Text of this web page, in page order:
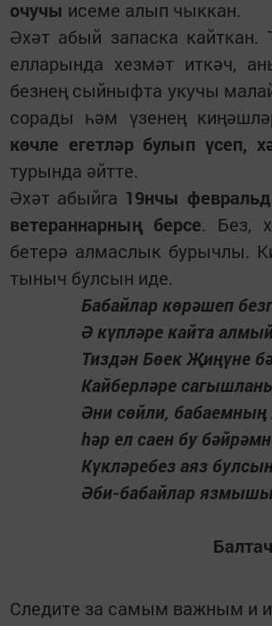
очучы исеме алып чыккан.
Әхәт абый запаска
елларында хезмәт иткәч,
безнең сыйныфта укучы
сорады һәм үзенең
көчле егетләр булып үсеп,
турында әйтте.
Әхәт абыйга 19нчы
ветераннарның берсе. Без,
бетерә алмаслык бурычлы.
тыныч булсын иде.
Бабайлар көрәшеп
Ә күпләре кайта
Тиздән Бөек Җиңүне
Кайберләре
Әни сөйли,
һәр ел саен бу
Күкләребез аяз
Әби-бабайлар
Следите за самым важным и